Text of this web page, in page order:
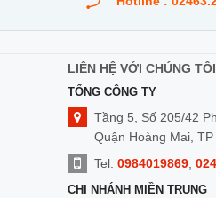
LIÊN HỆ VỚI CHÚNG TÔI
TỔNG CÔNG TY
Tầng 5, Số 205/42
Quận Hoàng Mai, TP
Tel: 0984019869,
CHI NHÁNH MIỀN TRUNG